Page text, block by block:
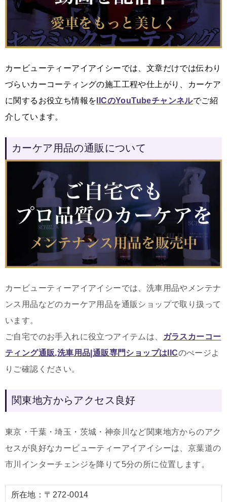
カービューティーアイアイシーでは、文章だけでは伝わり
づらいカーコーティングの施工工程や仕上がり、カーケア
に関するお役立ち情報を IICのYouTubeチャンネルでご紹
介しています。
カーケア用品の通販について
カービューティーアイアイシーでは、洗車用品やメンテナ
ンス用品などのカーケア用品を通販ショップで取り扱って
います。
ご自宅でのお手入れに役立つアイテムは
ガラスカーコー
ティング通販,洗車用品|通販専門ショップはIICのぺージよ
りご確認ください。
関東地方からアクセス良好
東京・千葉・埼玉・茨城・神奈川など関東地方からのアク
セスが良好なカービューティーアイアイシーは、京葉道の
市川インターチェンジを降りて5分の所に位置します。
所在地：〒272-0014